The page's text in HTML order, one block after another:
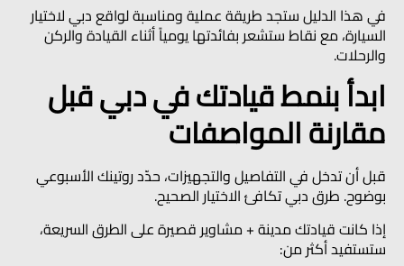
في هذا الدليل ستجد طريقة عملية ومناسبة لواقع دبي لاختيار
السيارة، مع نقاط ستشعر بفائدتها يومياً أثناء القيادة والركن
والرحلات.
ابدأ بنمط قيادتك في دبي قبل
مقارنة المواصفات
قبل أن تدخل في التفاصيل والتجهيزات، حدّد روتينك الأسبوعي
بوضوح. طرق دبي تكافئ الاختيار الصحيح.
إذا كانت قيادتكمدينة + مشاوير قصيرة على الطرق السريعة،
ستستفيد أكثر من: